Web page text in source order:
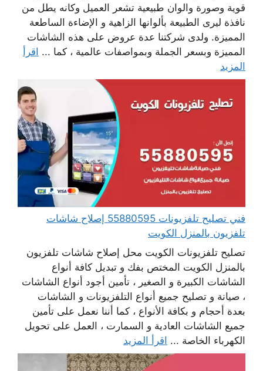
قوية وصورة والوان طبيعية تشعر العميل وكانه يطل من
نافذة ليرى الطبيعة بألوانها الزاهية و الإضاءة الساطعة
المميزة. ولدى شركتنا عدة عروض على هذه الشاشات
المميزة وبسعر الجملة وبمواصفات عالمية ، كما ... اقرأ
المزيد
فني تصليح تلفزيونات 55880595 إصلاح شاشات
تلفزيون بالمنزل الكويت
تصليح تلفزيونات الكويت محل إصلاح شاشات تلفزيون
بالمنزل الكويت المختص بفك و تبديل كافة أنواع
الشاشات الكبيرة و الصغير ، تأمين أجود أنواع الشاشات
، صيانة و تصليح جميع أنواع التلفزيونات و الشاشات
بعدة أحجام و بكافة الأنواع ، كما أننا نعمل على تأمين
جميع الشاشات العادية و السمارت ، العمل على تحويل
الكهرباء الخاصة ... اقرأ المزيد